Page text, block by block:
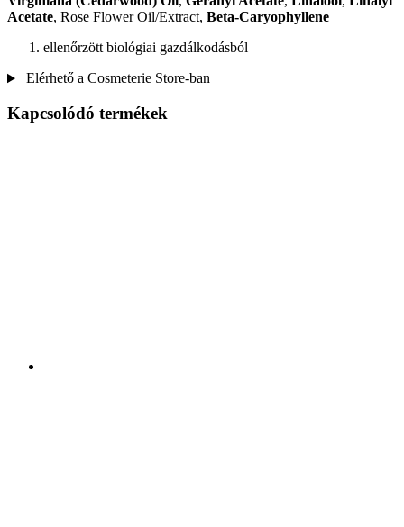
Acetate, Rose Flower Oil/Extract, Beta-Caryophyllene
ellenőrzött biológiai gazdálkodásból
Elérhető a Cosmeterie Store-ban
Kapcsolódó termékek